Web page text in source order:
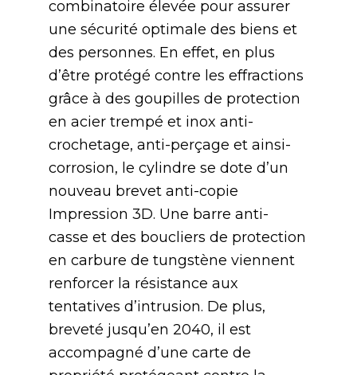
combinatoire élevée pour assurer
une sécurité optimale des biens et
des personnes. En effet, en plus
d’être protégé contre les effractions
grâce à des goupilles de protection
en acier trempé et inox anti-
crochetage, anti-perçage et ainsi-
corrosion, le cylindre se dote d’un
nouveau brevet anti-copie
Impression 3D. Une barre anti-
casse et des boucliers de protection
en carbure de tungstène viennent
renforcer la résistance aux
tentatives d’intrusion. De plus,
breveté jusqu’en 2040, il est
accompagné d’une carte de